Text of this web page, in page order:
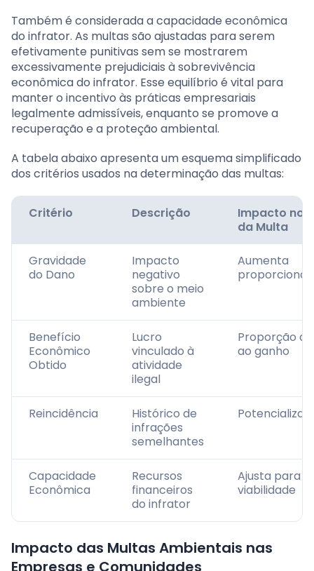
Também é considerada a capacidade econômica
do infrator. As multas são ajustadas para serem
efetivamente punitivas sem se mostrarem
excessivamente prejudiciais à sobrevivência
econômica do infrator. Esse equilíbrio é vital para
manter o incentivo às práticas empresariais
legalmente admissíveis, enquanto se promove a
recuperação e a proteção ambiental.
A tabela abaixo apresenta um esquema simplificado
dos critérios usados na determinação das multas:
Critério Descrição
Impacto no
da Multa
Gravidade
do Dano
Impacto
negativo
sobre o meio
ambiente
Aumenta
Benefício
Econômico
Obtido
Lucro
vinculado à
atividade
ilegal
Proporção
ao ganho
Reincidência
Histórico de
infrações
semelhantes
Potencializa
Capacidade
Econômica
Recursos
financeiros
do infrator
Ajusta para
viabilidade
Impacto das Multas Ambientais nas
Empresas e Comunidades